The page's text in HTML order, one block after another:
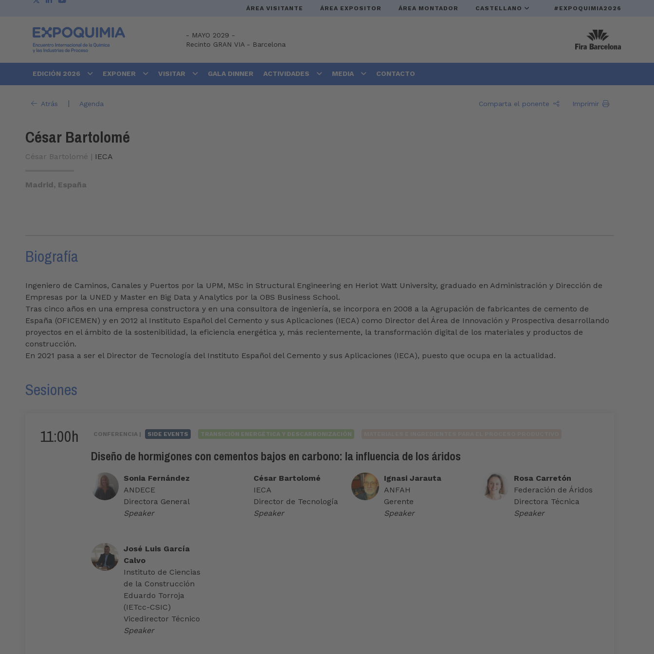
ÁREA VISITANTE ÁREA EXPOSITOR ÁREA MONTADOR CASTELLANO #EXPOQUIMIA2026
- MAYO 2029 -
Recinto GRAN VIA- Barcelona
EDICIÓN 2026 EXPONER VISITAR GALA DINNER ACTIVIDADES MEDIA CONTACTO
Atrás | Agenda Comparta el ponente Imprimir
César Bartolomé
César Bartolomé | IECA
Madrid, España
Biografía
Ingeniero de Caminos, Canales y Puertos por la UPM, MSc in Structural Engineering en Heriot Watt University, graduado en Administración y Dirección de
Empresas por la UNED y Master en Big Data y Analytics por la OBS Business School.
Tras cinco años en una empresa constructora y en una consultora de ingeniería, se incorpora en 2008 a la Agrupación de fabricantes de cemento de
España (OFICEMEN) y en 2012 al Instituto Español del Cemento y sus Aplicaciones (IECA) como Director del Área de Innovación y Prospectiva desarrollando
proyectos en el ámbito de la sostenibilidad, la eficiencia energética y, más recientemente, la transformación digital de los materiales y productos de
construcción.
En 2021 pasa a ser el Director de Tecnología del Instituto Español del Cemento y sus Aplicaciones (IECA), puesto que ocupa en la actualidad.
Sesiones
11:00h CONFERENCIA | SIDE EVENTS TRANSICIÓN ENERGÉTICA Y DESCARBONIZACIÓN
Diseño de hormigones con cementos bajos en carbono: la influencia de los áridos
José Luis García
Calvo
Instituto de Ciencias
de la Construcción
Eduardo Torroja
(IETcc-CSIC)
Vicedirector Técnico
Speaker
César Bartolomé
IECA
Director de Tecnología
Speaker
Sonia Fernández
ANDECE
Directora General
Speaker
Ignasi Jarauta
ANFAH
Gerente
Speaker
Rosa Carretón
Federación de Áridos
Directora Técnica
Speaker